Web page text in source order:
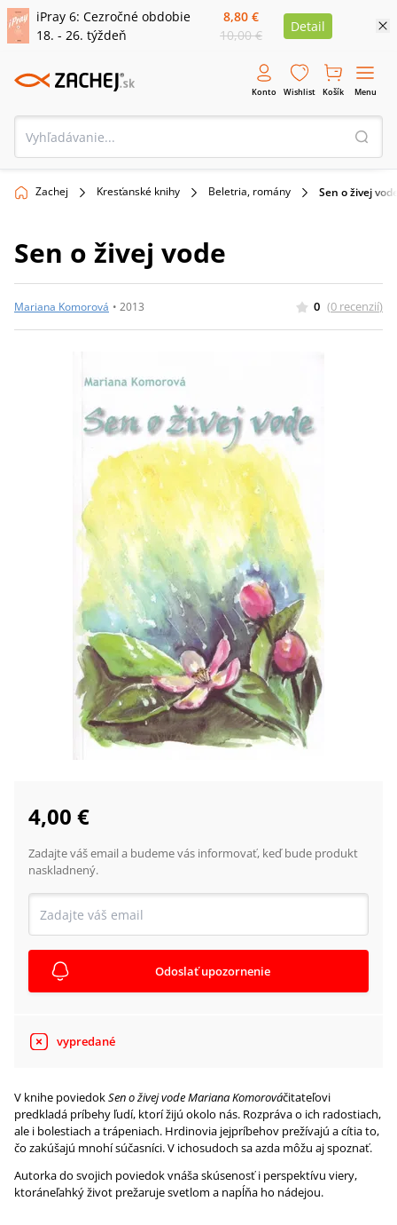
iPray 6: Cezročné obdobie
18. - 26. týždeň
8,80 €
10,00 €
Detail
Konto Wishlist Košík Menu
Zachej Kresťanské knihy Beletria, romány Sen o živej
Sen o živej vode
Mariana Komorová • 2013 0 (0 recenzií)
4,00 €
Zadajte váš email a budeme vás informovať, keď bude produkt
naskladnený.
Odoslať upozornenie
vypredané
V knihe poviedokSen o živej vode Mariana Komorováčitateľovi
predkladá príbehy ľudí, ktorí žijú okolo nás. Rozpráva o ich radostiach,
ale i bolestiach a trápeniach. Hrdinovia jejpríbehov prežívajú a cítia to,
čo zakúšajú mnohí súčasníci. V ichosudoch sa azda môžu aj spoznať.
Autorka do svojich poviedok vnáša skúsenosť i perspektívu viery,
ktoráneľahký život prežaruje svetlom a napĺňa ho nádejou.